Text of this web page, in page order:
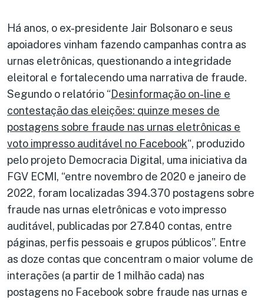
Há anos, o ex-presidente Jair Bolsonaro e seus
apoiadores vinham fazendo campanhas contra as
urnas eletrônicas, questionando a integridade
eleitoral e fortalecendo uma narrativa de fraude.
Segundo o relatório “Desinformação on-line e
contestação das eleições: quinze meses de
postagens sobre fraude nas urnas eletrônicas e
voto impresso auditável no Facebook“, produzido
pelo projeto Democracia Digital, uma iniciativa da
FGV ECMI, “entre novembro de 2020 e janeiro de
2022, foram localizadas 394.370 postagens sobre
fraude nas urnas eletrônicas e voto impresso
auditável, publicadas por 27.840 contas, entre
páginas, perfis pessoais e grupos públicos”. Entre
as doze contas que concentram o maior volume de
interações (a partir de 1 milhão cada) nas
postagens no Facebook sobre fraude nas urnas e